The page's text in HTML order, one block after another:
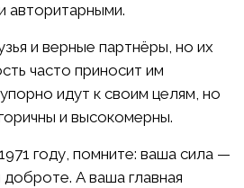
авторитарными.
и верные партнёры, но их
часто приносит им
идут к своим целям, но
и высокомерны.
году, помните: ваша сила —
А ваша главная